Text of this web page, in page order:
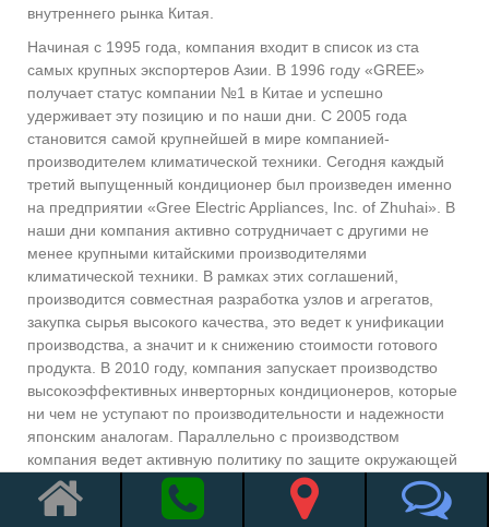
внутреннего рынка Китая.
Начиная с 1995 года, компания входит в список из ста
самых крупных экспортеров Азии. В 1996 году «GREE»
получает статус компании №1 в Китае и успешно
удерживает эту позицию и по наши дни. С 2005 года
становится самой крупнейшей в мире компанией-
производителем климатической техники. Сегодня каждый
третий выпущенный кондиционер был произведен именно
на предприятии «Gree Electric Appliances, Inc. of Zhuhai». В
наши дни компания активно сотрудничает с другими не
менее крупными китайскими производителями
климатической техники. В рамках этих соглашений,
производится совместная разработка узлов и агрегатов,
закупка сырья высокого качества, это ведет к унификации
производства, а значит и к снижению стоимости готового
продукта. В 2010 году, компания запускает производство
высокоэффективных инверторных кондиционеров, которые
ни чем не уступают по производительности и надежности
японским аналогам. Параллельно с производством
компания ведет активную политику по защите окружающей
среды, внедряя в свою технику самые передовые
энергосберегающие технологии.